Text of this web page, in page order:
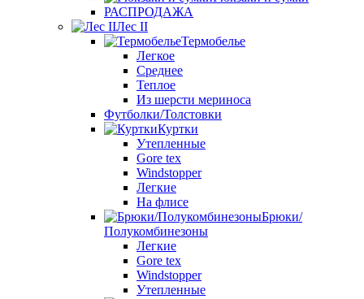
РАСПРОДАЖА
Лес II
Термобелье
Легкое
Среднее
Теплое
Из шерсти мериноса
Футболки/Толстовки
Куртки
Утепленные
Gore tex
Windstopper
Легкие
На флисе
Брюки/
Полукомбинезоны
Легкие
Gore tex
Windstopper
Утепленные